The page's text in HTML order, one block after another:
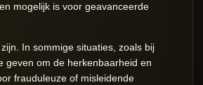
mogelijk is voor geavanceerde
In sommige situaties, zoals bij
geven om de herkenbaarheid en
frauduleuze of misleidende